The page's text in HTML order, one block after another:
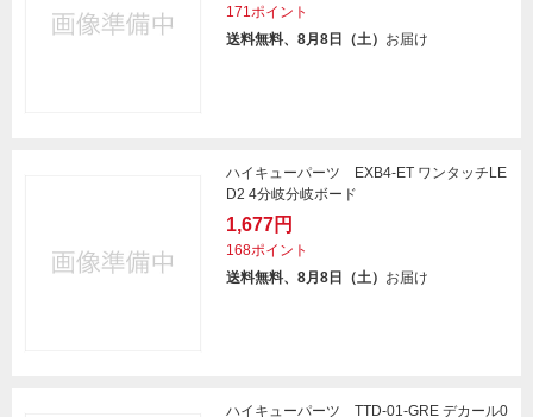
171ポイント
送料無料、8月8日（土） お届け
ハイキューパーツ EXB4-ET ワンタッチLE
D2 4分岐分岐ボード
1,677円
168ポイント
送料無料、8月8日（土） お届け
ハイキューパーツ TTD-01-GRE デカール0